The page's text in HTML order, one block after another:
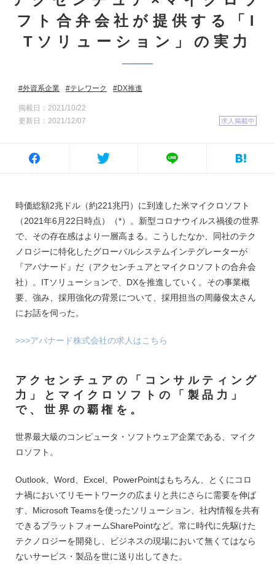
フト合弁会社が提供する「I
Tソリューション」の実力
外資系企業 テレワーク DX推進
掲載日：2021/10/22
更新日：2021/12/07
求人掲載中
時価総額2兆ドル（約221兆円）に到達した米マイクロソフト
（2021年6月22日時点）（*）。新型コロナウイルス禍後の世界
で、その存在感はより一層高まる。こうしたなか、同社のテク
ノロジーに特化したグローバルシステムインテグレーターが
『アバナード』だ（アクセンチュアとマイクロソフトの合弁会
社）。ITソリューションで、DXを推進していく。その事業概
要、強み、採用強化の背景について、採用担当の周藤俊太さん
にお話を伺った。
>>>アバナード株式会社の求人はこちら
アクセンチュアの「コンサルティング
力」とマイクロソフトの「製品力」
で、世界の覇権を。
世界最大級のコンピュータ・ソフトウェア企業である、マイク
ロソフト。
Outlook、Word、Excel、PowerPointはもちろん、とくにコロ
ナ禍においてリモートワークの広まりと共にさらに需要を伸ば
す、Microsoft Teamsを使ったソリューション、社内情報を共有
できるプラットフォームSharePointなど。常に時代に先駆けた
テクノロジーを開発し、ビジネスの現場において無くてはなら
ないサービス・製品を世に送り出してきた。